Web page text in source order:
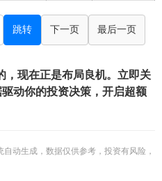
跳转 下一页 最后一页
，现在正是布局良机。立即关
动你的投资决策，开启超额
动生成，数据仅供参考，投资有风险，